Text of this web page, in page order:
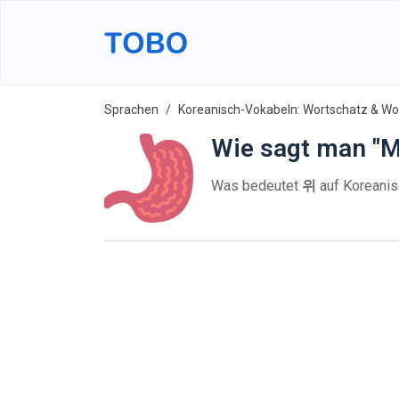
Sprachen Koreanisch-Vokabeln: Wortschatz &
Wie sagt man
Was bedeutet 위 auf